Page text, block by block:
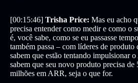
[00:15:46] Trisha Price: Mas eu acho
precisa entender como medir e como o
é, você sabe, como se eu passasse
também passa – com líderes de
sabem que estão tentando impulsionar
sabem que seu novo produto precisa
milhões em ARR, seja o que for.